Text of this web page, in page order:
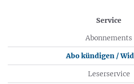
Service
Abonnements
Abo kündigen /
Leserservice